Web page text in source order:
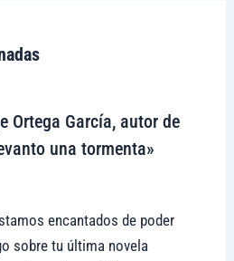
Ortega García, autor de
una tormenta»
encantados de poder
sobre tu última novela